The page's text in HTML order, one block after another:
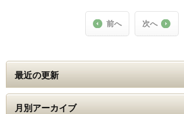
前へ 次へ
最近の更新
月別アーカイブ